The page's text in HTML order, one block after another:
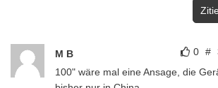
0 #
M B
100" wäre mal eine Ansage, die